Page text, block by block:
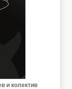
и колектив